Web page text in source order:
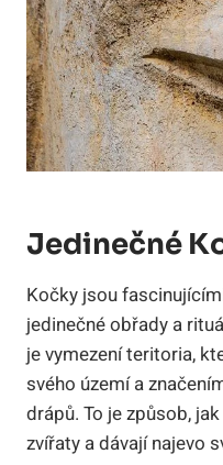
Jedinečné
Kočky jsou
jedinečné obřady a
je vymezení teritoria,
svého území a
drápů. To je způsob,
zvířaty a dávají najevo